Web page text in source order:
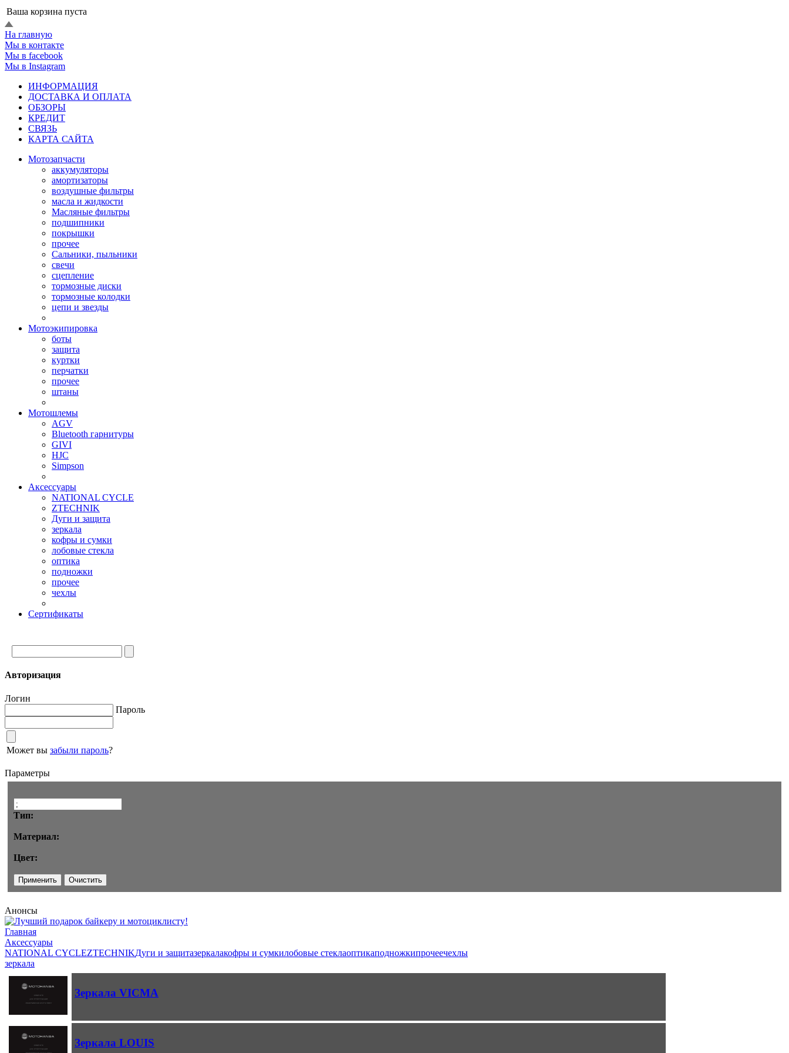
Ваша корзина пуста
На главную
Мы в контакте
Мы в facebook
Мы в Instagram
ИНФОРМАЦИЯ
ДОСТАВКА И ОПЛАТА
ОБЗОРЫ
КРЕДИТ
СВЯЗЬ
КАРТА САЙТА
Мотозапчасти
аккумуляторы
амортизаторы
воздушные фильтры
масла и жидкости
Масляные фильтры
подшипники
покрышки
прочее
Сальники, пыльники
свечи
сцепление
тормозные диски
тормозные колодки
цепи и звезды
Мотоэкипировка
боты
защита
куртки
перчатки
прочее
штаны
Мотошлемы
AGV
Bluetooth гарнитуры
GIVI
HJC
Simpson
Аксессуары
NATIONAL CYCLE
ZTECHNIK
Дуги и защита
зеркала
кофры и сумки
лобовые стекла
оптика
подножки
прочее
чехлы
Сертификаты
Авторизация
Логин
Пароль
Может вы забыли пароль?
Параметры
Тип:
Материал:
Цвет:
Анонсы
Главная
Аксессуары
NATIONAL CYCLEZTECHNIKДуги и защитазеркалакофры и сумкилобовые стеклаоптикаподножкипрочеечехлы
зеркала
Зеркала VICMA
Зеркала LOUIS